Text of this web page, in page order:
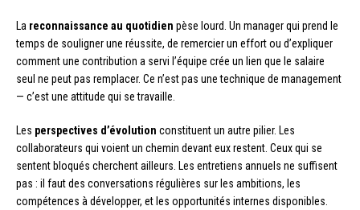
La reconnaissance au quotidien pèse lourd. Un manager qui prend le
temps de souligner une réussite, de remercier un effort ou d’expliquer
comment une contribution a servi l’équipe crée un lien que le salaire
seul ne peut pas remplacer. Ce n’est pas une technique de management
— c’est une attitude qui se travaille.
Les perspectives d’évolution constituent un autre pilier. Les
collaborateurs qui voient un chemin devant eux restent. Ceux qui se
sentent bloqués cherchent ailleurs. Les entretiens annuels ne suffisent
pas : il faut des conversations régulières sur les ambitions, les
compétences à développer, et les opportunités internes disponibles.